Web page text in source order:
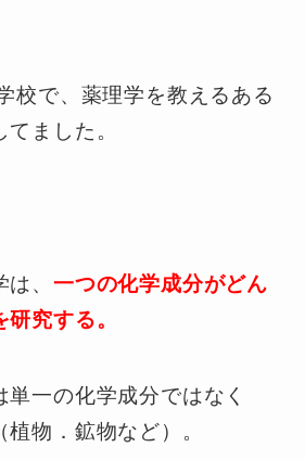
校で、薬理学を教えるある
ました。
、 一つの化学成分がどん
究する。
単一の化学成分ではなく
物．鉱物など）。